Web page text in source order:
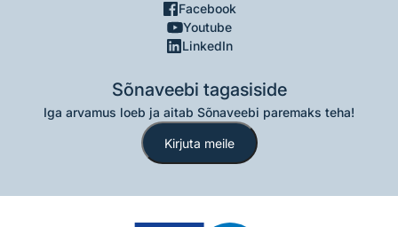
Facebook
Youtube
LinkedIn
Sõnaveebi tagasiside
Iga arvamus loeb ja aitab Sõnaveebi paremaks teha!
Kirjuta meile